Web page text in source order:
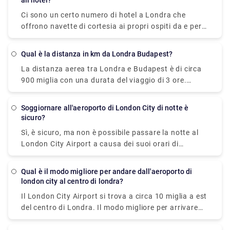
in auto, che costa tra £ 2 e £ 4.
circa 1 ora. easyBus opera 24 ore su 24, sette giorni
su sette.
Ci sono un certo numero di hotel a Londra che
offrono navette di cortesia ai propri ospiti da e per
l'aeroporto, come The Holiday Inn, Hilton London,
i servizi National Express che collegano gli aeroporti
di Londra e i punti di riconsegna della città (hotel).
Le tariffe sono più convenienti se prenotate online.
Qual è la distanza in km da Londra Budapest?
La distanza aerea tra Londra e Budapest è di circa
900 miglia con una durata del viaggio di 3 ore.
Considerando che la distanza in auto tra loro è di
raggiungere la destinazione. Questo è considerato
sosta. Poiché gli aerei sono molto più veloci delle
auto, il tempo di volo è simile a un ottavo di quello
migliore di quanto sarebbe lungo questo viaggio,
devi calcolarlo online su qualsiasi sito Web
legittimo.
Soggiornare all'aeroporto di London City di notte è
sicuro?
Sì, è sicuro, ma non è possibile passare la notte al
London City Airport a causa dei suoi orari di
apertura limitati poiché l'aeroporto chiude per lo più
all'aeroporto per prendere un volo notturno oa tarda
hotel sono nelle vicinanze. Hotel dell'aeroporto di
Londra City Travelodge Hotel – Aeroporto di Londra
Qual è il modo migliore per andare dall'aeroporto di
london city al centro di londra?
Il London City Airport si trova a circa 10 miglia a est
del centro di Londra. Il modo migliore per arrivare
dall'aeroporto di london city al centro di londra è